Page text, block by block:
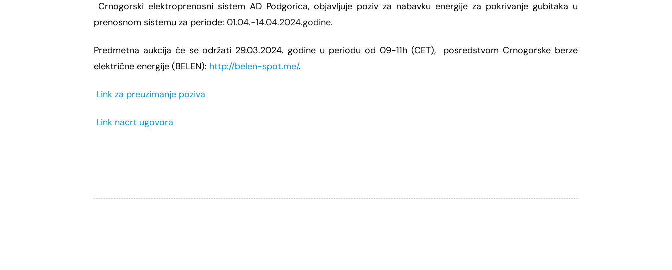
Crnogorski elektroprenosni sistem AD Podgorica, objavljuje poziv za nabavku energije za pokrivanje gubitaka u
prenosnom sistemu za periode: 01.04.-14.04.2024.godine.
Predmetna aukcija će se održati 29.03.2024. godine u periodu od 09-11h (CET), posredstvom Crnogorske berze
električne energije (BELEN): http://belen-spot.me/.
Link za preuzimanje poziva
Link nacrt ugovora